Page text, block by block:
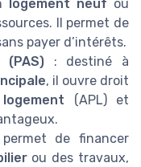
logement neuf ou
Il permet de
payer d’intérêts.
: destiné à
, il ouvre droit
(APL) et
de financer
ou des travaux,